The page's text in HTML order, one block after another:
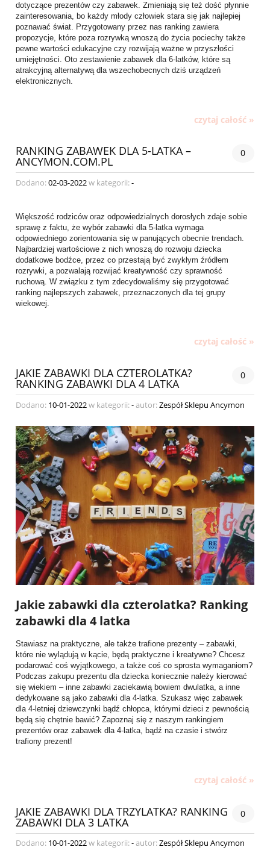
dotyczące prezentów czy zabawek. Zmieniają się też dość płynnie
zainteresowania, bo każdy młody człowiek stara się jak najlepiej
poznawać świat. Przygotowany przez nas ranking zawiera
propozycje, które poza rozrywką wnoszą do życia pociechy także
pewne wartości edukacyjne czy rozwijają ważne w przyszłości
umiejętności. Oto zestawienie zabawek dla 6-latków, które są
atrakcyjną alternatywą dla wszechobecnych dziś urządzeń
elektronicznych.
czytaj całość »
RANKING ZABAWEK DLA 5-LATKA –
ANCYMON.COM.PL
0
Dodano:02-03-2022w kategorii:-
Większość rodziców oraz odpowiedzialnych dorosłych zdaje sobie
sprawę z faktu, że wybór zabawki dla 5-latka wymaga
odpowiedniego zorientowania się w panujących obecnie trendach.
Najbardziej wartościowe z nich wnoszą do rozwoju dziecka
dodatkowe bodźce, przez co przestają być zwykłym źródłem
rozrywki, a pozwalają rozwijać kreatywność czy sprawność
ruchową. W związku z tym zdecydowaliśmy się przygotować
ranking najlepszych zabawek, przeznaczonych dla tej grupy
wiekowej.
czytaj całość »
JAKIE ZABAWKI DLA CZTEROLATKA?
RANKING ZABAWKI DLA 4 LATKA
0
Dodano: 10-01-2022w kategorii:-autor:Zespół Sklepu Ancymon
Jakie zabawki dla czterolatka? Ranking
zabawki dla 4 latka
Stawiasz na praktyczne, ale także trafione prezenty – zabawki,
które nie wylądują w kącie, będą praktyczne i kreatywne? Chcesz
podarować coś wyjątkowego, a także coś co sprosta wymaganiom?
Podczas zakupu prezentu dla dziecka koniecznie należy kierować
się wiekiem – inne zabawki zaciekawią bowiem dwulatka, a inne
dedykowane są jako zabawki dla 4-latka. Szukasz więc zabawek
dla 4-letniej dziewczynki bądź chłopca, którymi dzieci z pewnością
będą się chętnie bawić? Zapoznaj się z naszym rankingiem
prezentów oraz zabawek dla 4-latka, bądź na czasie i stwórz
trafiony prezent!
czytaj całość »
JAKIE ZABAWKI DLA TRZYLATKA? RANKING
ZABAWKI DLA 3 LATKA
0
Dodano: 10-01-2022w kategorii:-autor:Zespół Sklepu Ancymon